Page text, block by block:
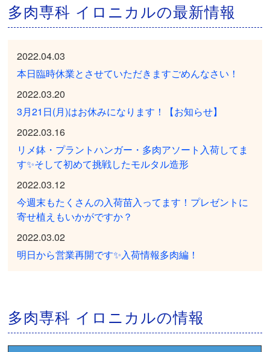
多肉専科 イロニカルの最新情報
2022.04.03
本日臨時休業とさせていただきますごめんなさい！
2022.03.20
3月21日(月)はお休みになります！【お知らせ】
2022.03.16
リメ鉢・プラントハンガー・多肉アソート入荷してま
す✨そして初めて挑戦したモルタル造形
2022.03.12
今週末もたくさんの入荷苗入ってます！プレゼントに
寄せ植えもいかがですか？
2022.03.02
明日から営業再開です✨入荷情報多肉編！
多肉専科 イロニカルの情報